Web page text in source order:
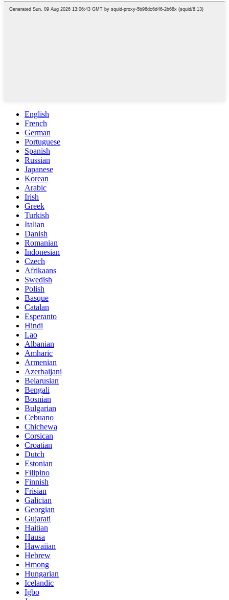
English
French
German
Portuguese
Spanish
Russian
Japanese
Korean
Arabic
Irish
Greek
Turkish
Italian
Danish
Romanian
Indonesian
Czech
Afrikaans
Swedish
Polish
Basque
Catalan
Esperanto
Hindi
Lao
Albanian
Amharic
Armenian
Azerbaijani
Belarusian
Bengali
Bosnian
Bulgarian
Cebuano
Chichewa
Corsican
Croatian
Dutch
Estonian
Filipino
Finnish
Frisian
Galician
Georgian
Gujarati
Haitian
Hausa
Hawaiian
Hebrew
Hmong
Hungarian
Icelandic
Igbo